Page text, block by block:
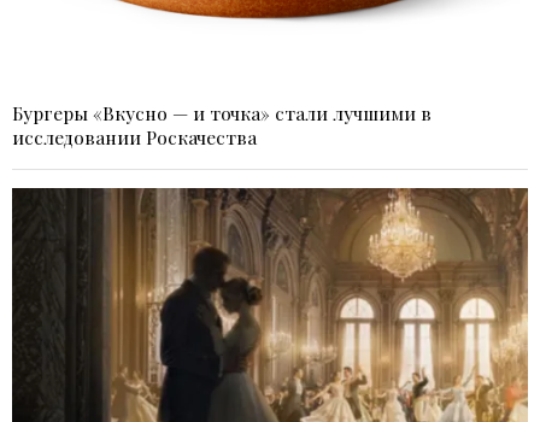
Бургеры «Вкусно — и точка» стали лучшими в
исследовании Роскачества